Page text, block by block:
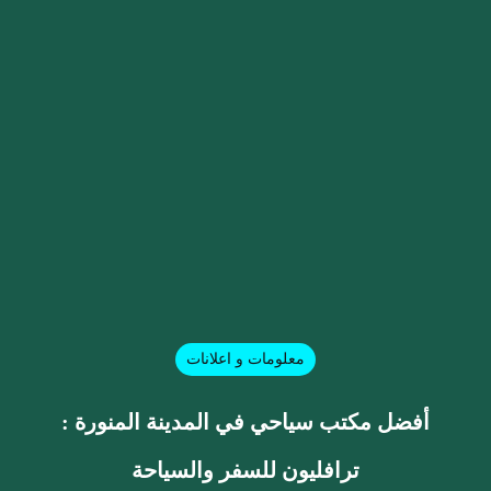
معلومات و اعلانات
أفضل مكتب سياحي في المدينة المنورة :
ترافليون للسفر والسياحة